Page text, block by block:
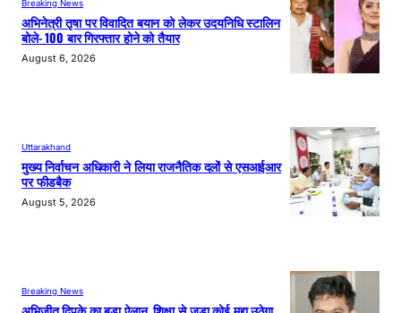
Breaking News
अभिनेत्री तृषा पर विवादित बयान को लेकर उदयनिधि स्टालिन
बोले- 100 बार गिरफ्तार होने को तैयार
August 6, 2026
Uttarakhand
मुख्य निर्वाचन अधिकारी ने लिया राजनैतिक दलों से एसआईआर
पर फीडबैक
August 5, 2026
Breaking News